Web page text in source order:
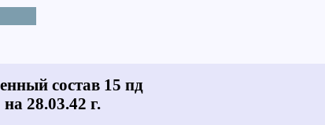
состав 15 пд
на 28.03.42 г.